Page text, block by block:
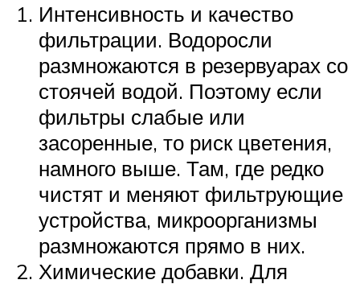
Интенсивность и качество
фильтрации. Водоросли
размножаются в резервуарах со
стоячей водой. Поэтому если
фильтры слабые или
засоренные, то риск цветения,
намного выше. Там, где редко
чистят и меняют фильтрующие
устройства, микроорганизмы
размножаются прямо в них.
Химические добавки. Для